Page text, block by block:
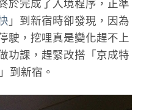
於完成了入境程序，正準
」到新宿時卻發現，因為
駛，挖哩真是變化趕不上
功課，趕緊改搭「京成特
到新宿。